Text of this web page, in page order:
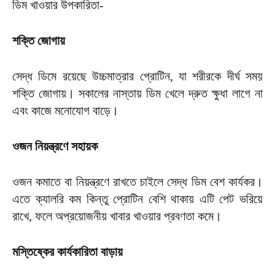
ডিম খাওয়ার উপকারিতা-
শক্তি জোগায়
সেদ্ধ ডিমে রয়েছে উচ্চমাত্রার প্রোটিন, যা শরীরকে দীর্ঘ সময়
শক্তি জোগায়। সকালের নাস্তায় ডিম খেলে দ্রুত ক্ষুধা লাগে না
এবং কাজে মনোযোগ বাড়ে।
ওজন নিয়ন্ত্রণে সহায়ক
ওজন কমাতে বা নিয়ন্ত্রণে রাখতে চাইলে সেদ্ধ ডিম বেশ কার্যকর।
এতে ক্যালরি কম কিন্তু প্রোটিন বেশি থাকায় এটি পেট ভরিয়ে
রাখে, ফলে অপ্রয়োজনীয় খাবার খাওয়ার প্রবণতা কমে।
মস্তিষ্কের কার্যকারিতা বাড়ায়